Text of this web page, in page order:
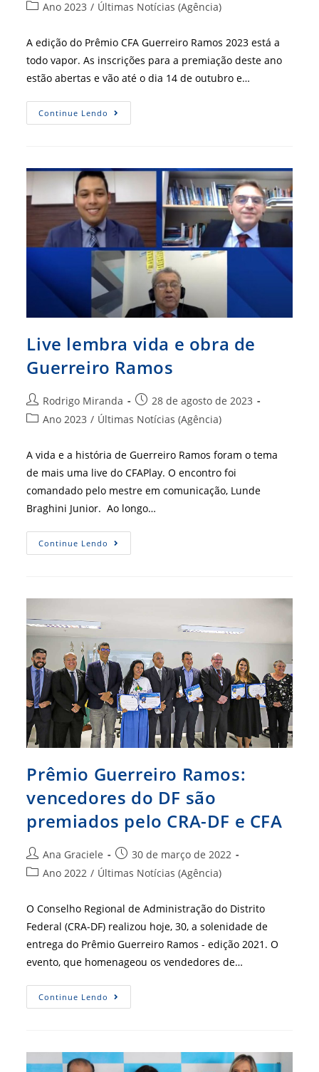
do
publicado:
Categoria
post:
Ano 2023 / Últimas Notícias (Agência)
A edição do Prêmio CFA Guerreiro Ramos 2023 está a
todo vapor. As inscrições para a premiação deste ano
estão abertas e vão até o dia 14 de outubro e…
Continue Lendo Relembre
Os
Do
Prêmio
Guerreiro
Ramos
Live lembra vida e obra de
Guerreiro Ramos
Autor
do
Rodrigo Miranda
Post
publicado:
28 de agosto de 2023
Categoria
post:
Ano 2023 / Últimas Notícias (Agência)
A vida e a história de Guerreiro Ramos foram o tema
de mais uma live do CFAPlay. O encontro foi
comandado pelo mestre em comunicação, Lunde
Braghini Junior. Ao longo…
Continue Lendo Live
Lembra
Prêmio Guerreiro Ramos:
vencedores do DF são
premiados pelo CRA-DF e CFA
Autor
do
Ana Graciele
Post
publicado:
30 de março de 2022
Categoria
post:
Ano 2022 / Últimas Notícias (Agência)
O Conselho Regional de Administração do Distrito
Federal (CRA-DF) realizou hoje, 30, a solenidade de
entrega do Prêmio Guerreiro Ramos - edição 2021. O
evento, que homenageou os vendedores de…
Continue Lendo Prêmio
Guerreiro
São
Premiados